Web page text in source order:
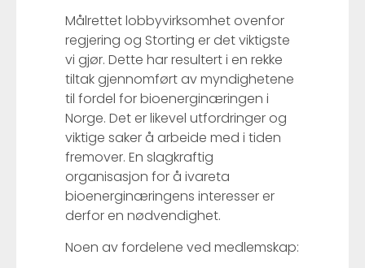
Målrettet lobbyvirksomhet ovenfor
regjering og Storting er det viktigste
vi gjør. Dette har resultert i en rekke
tiltak gjennomført av myndighetene
til fordel for bioenerginæringen i
Norge. Det er likevel utfordringer og
viktige saker å arbeide med i tiden
fremover. En slagkraftig
organisasjon for å ivareta
bioenerginæringens interesser er
derfor en nødvendighet.
Noen av fordelene ved medlemskap: